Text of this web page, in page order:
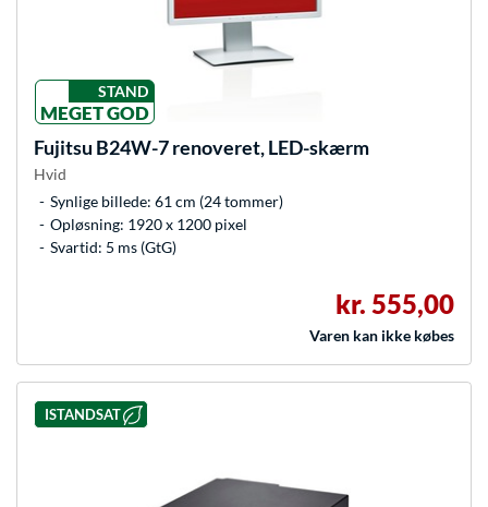
STAND
MEGET GOD
Fujitsu B24W-7 renoveret, LED-skærm
Hvid
Synlige billede: 61 cm (24 tommer)
Opløsning: 1920 x 1200 pixel
Svartid: 5 ms (GtG)
kr. 555,00
Varen kan ikke købes
ISTANDSAT